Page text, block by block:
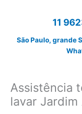
11
São Paulo, grande
Assistência
lavar Jardim